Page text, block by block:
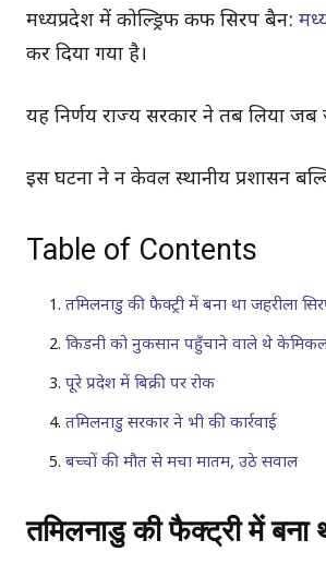
मध्यप्रदेश में कोल्ड्रिफ कफ सिरप बैन:
कर दिया गया है।
यह निर्णय राज्य सरकार ने तब लिया जब
इस घटना ने न केवल स्थानीय प्रशासन
Table of Contents
तमिलनाडु की फैक्ट्री में बना था जहरीला
किडनी को नुकसान पहुँचाने वाले थे
पूरे प्रदेश में बिक्री पर रोक
तमिलनाडु सरकार ने भी की कार्रवाई
बच्चों की मौत से मचा मातम, उठे सवाल
तमिलनाडु की फैक्ट्री में बना